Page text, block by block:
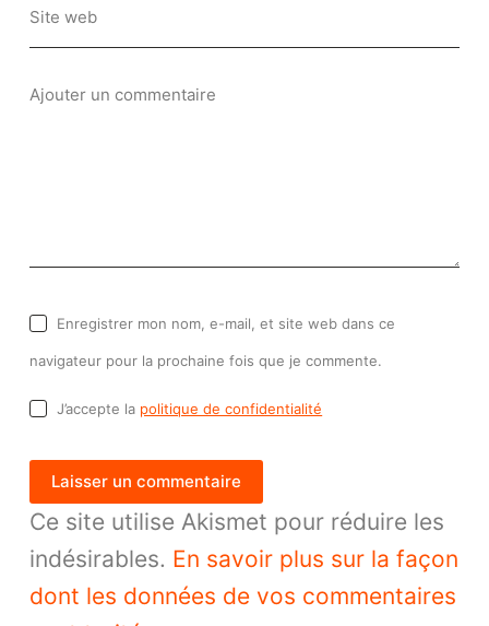
Site web
Ajouter un commentaire
Enregistrer mon nom, e-mail, et site web dans ce
navigateur pour la prochaine fois que je commente.
J’accepte la politique de confidentialité
Laisser un commentaire
Ce site utilise Akismet pour réduire les
indésirables. En savoir plus sur la façon
dont les données de vos commentaires